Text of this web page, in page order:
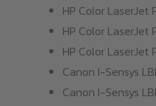
HP Color LaserJet
HP Color LaserJet
HP Color LaserJet
Canon I-Sensys
Canon I-Sensys